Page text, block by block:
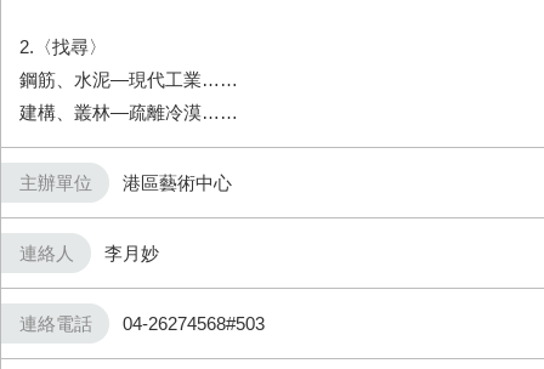
2.〈找尋〉
鋼筋、水泥—現代工業……
建構、叢林—疏離冷漠……
主辦單位 港區藝術中心
連絡人 李月妙
連絡電話 04-26274568#503